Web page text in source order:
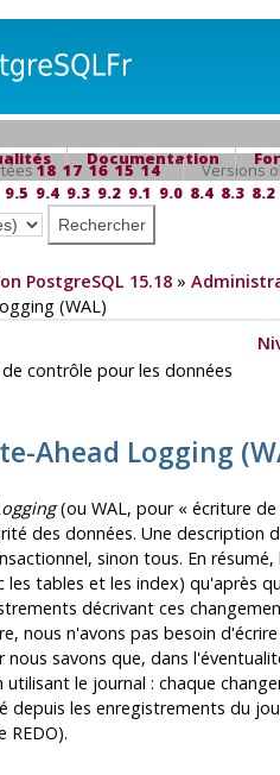
Documentation
18 17 16 15 14
Versions
9.5 9.4 9.3 9.2 9.1 9.0 8.4 8.3 8.2
PostgreSQL 15.18»
(WAL)
contrôle pour les données
Ahead Logging (
(ou WAL, pour « écriture
des données. Une description
sinon tous. En
les tables et les index) qu'après
décrivant ces
nous n'avons pas besoin
nous savons que, dans
utilisant le journal : chaque
depuis les enregistrements du
REDO).